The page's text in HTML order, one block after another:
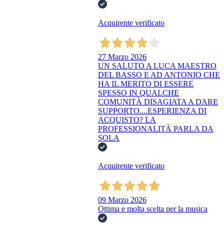
Acquirente verificato
27 Marzo 2026
UN SALUTO A LUCA MAESTRO
DEL BASSO E AD ANTONIO CHE
HA IL MERITO DI ESSERE
SPESSO IN QUALCHE
COMUNITÀ DISAGIATA A DARE
SUPPORTO....ESPERIENZA DI
ACQUISTO? LA
PROFESSIONALITÀ PARLA DA
SOLA
Acquirente verificato
09 Marzo 2026
Ottima e molta scelta per la musica